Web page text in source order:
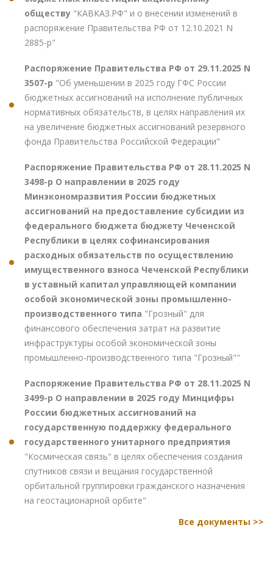
обществу "КАВКАЗ.РФ" и о внесении изменений в
распоряжение Правительства РФ от 12.10.2021 N
2885-р"
Распоряжение Правительства РФ от 29.11.2025 N
3507-р "Об уменьшении в 2025 году ГФС России
бюджетных ассигнований на исполнение публичных
нормативных обязательств, в целях направления их
на увеличение бюджетных ассигнований резервного
фонда Правительства Российской Федерации"
Распоряжение Правительства РФ от 28.11.2025 N
3498-р О направлении в 2025 году
Минэкономразвития России бюджетных
ассигнований на предоставление субсидии из
федерального бюджета бюджету Чеченской
Республики в целях софинансирования
расходных обязательств по осуществлению
имущественного взноса Чеченской Республики
в уставный капитал управляющей компании
особой экономической зоны промышленно-
производственного типа "Грозный" для
финансового обеспечения затрат на развитие
инфраструктуры особой экономической зоны
промышленно-производственного типа "Грозный""
Распоряжение Правительства РФ от 28.11.2025 N
3499-р О направлении в 2025 году Минцифры
России бюджетных ассигнований на
государственную поддержку федерального
государственного унитарного предприятия
"Космическая связь" в целях обеспечения создания
спутников связи и вещания государственной
орбитальной группировки гражданского назначения
на геостационарной орбите"
Все документы >>